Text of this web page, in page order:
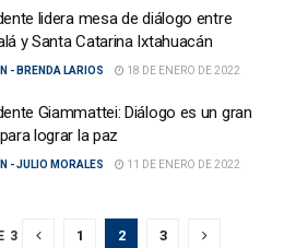
lidera mesa de diálogo entre
y Santa Catarina Ixtahuacán
- BRENDA LARIOS 18 DE ENERO DE 2022
Giammattei: Diálogo es un gran
lograr la paz
- JULIO MORALES 11 DE ENERO DE 2022
3 1 2 3